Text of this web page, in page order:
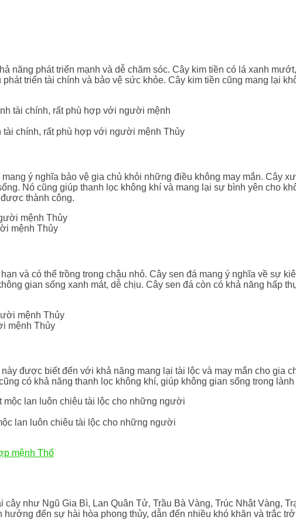
năng phát triển mạnh và dễ chăm sóc. Cây kim tiền có lá xanh
triển tài chính và bảo vệ sức khỏe. Cây kim tiền cũng mang lại
chính, rất phù hợp với người mệnh Thủy
ý nghĩa bảo vệ gia chủ khỏi những điều không may mắn. Cây
Nó cũng giúp thanh lọc không khí và mang lại sự bình yên cho
thành công.
mệnh Thủy
và có thể trồng trong chậu nhỏ. Cây sen đá mang ý nghĩa về sự
gian sống xanh mát, dễ chịu. Cây sen đá còn có khả năng hấp
mệnh Thủy
được biết đến với khả năng mang lại tài lộc và may mắn cho gia
có khả năng thanh lọc không khí, giúp không gian sống trong
lan luôn chiêu tài lộc cho những người
mệnh Thổ
như Ngũ Gia Bì, Lan Quân Tử, Trầu Bà Vàng, Trúc Nhật Vàng,
đến sự hài hòa phong thủy, dẫn đến nhiều khó khăn và trắc